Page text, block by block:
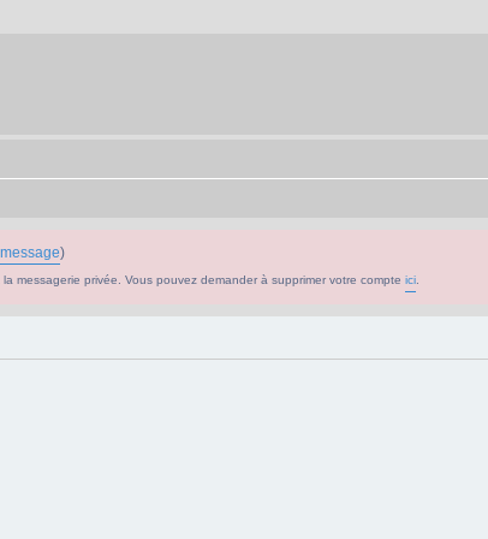
)
messagerie privée. Vous pouvez demander à supprimer votre compte ici